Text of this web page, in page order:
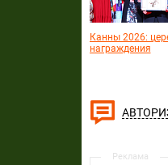
Канны 2026:
награждения
Реклама